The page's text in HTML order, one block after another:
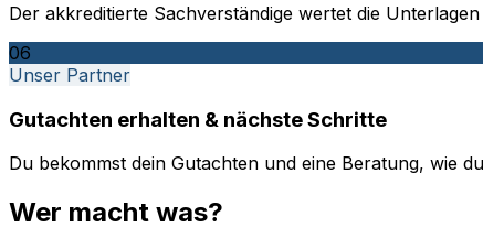
Der akkreditierte Sachverständige wertet die
06
Unser Partner
Gutachten erhalten & nächste Schritte
Du bekommst dein Gutachten und eine Beratung, wie
Wer macht was?